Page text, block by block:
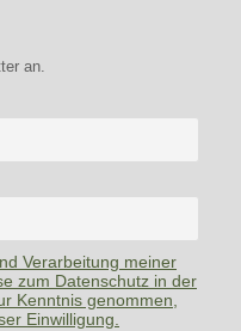
an.
Verarbeitung meiner
zum Datenschutz in der
Kenntnis genommen,
Einwilligung.